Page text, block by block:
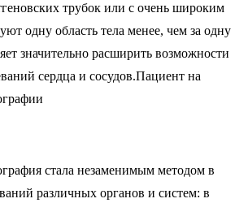
трубок или с очень широким
одну область тела менее, чем за одну
значительно расширить возможности
сердца и сосудов.Пациент на
стала незаменимым методом в
различных органов и систем: в